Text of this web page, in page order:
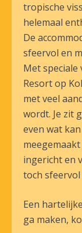
tropische
helemaal
De
sfeervol en
Met speciale
Resort op
met veel
wordt. Je zit
even wat
ingericht en
toch sfeervol
Een
ga maken,